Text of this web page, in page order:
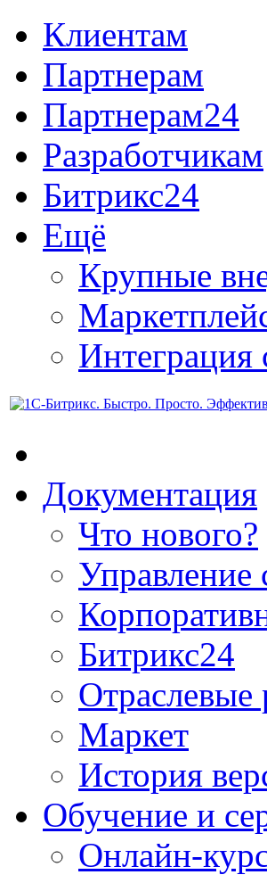
Клиентам
Партнерам
Партнерам24
Разработчикам
Битрикс24
Ещё
Крупные
Интеграция
Документация
Что нового?
Управление
Битрикс24
Отраслевые
Маркет
История
Обучение и
Онлайн-